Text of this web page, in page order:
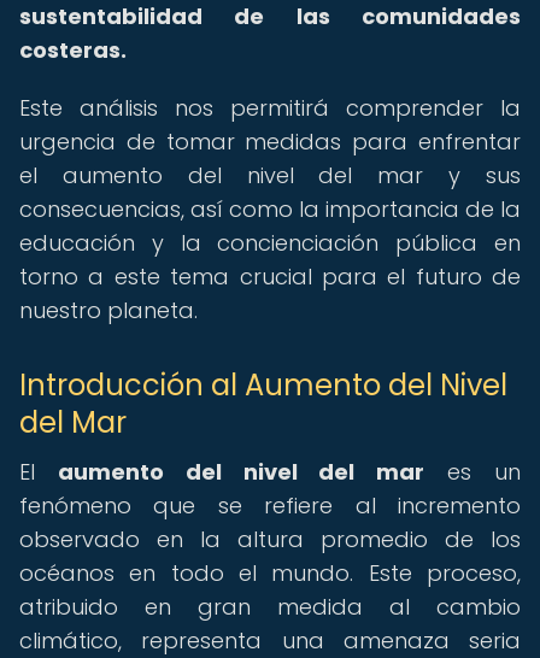
sustentabilidad de las comunidades
costeras.
Este análisis nos permitirá comprender la
urgencia de tomar medidas para enfrentar
el aumento del nivel del mar y sus
consecuencias, así como la importancia de la
educación y la concienciación pública en
torno a este tema crucial para el futuro de
nuestro planeta.
Introducción al Aumento del Nivel
del Mar
El aumento del nivel del mar es un
fenómeno que se refiere al incremento
observado en la altura promedio de los
océanos en todo el mundo. Este proceso,
atribuido en gran medida al cambio
climático, representa una amenaza seria